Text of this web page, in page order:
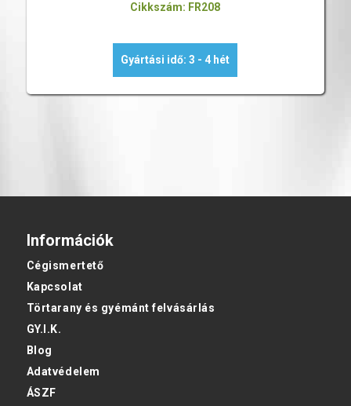
Cikkszám: FR208
Gyártási idő: 3 - 4 hét
Információk
Cégismertető
Kapcsolat
Törtarany és gyémánt felvásárlás
GY.I.K.
Blog
Adatvédelem
ÁSZF